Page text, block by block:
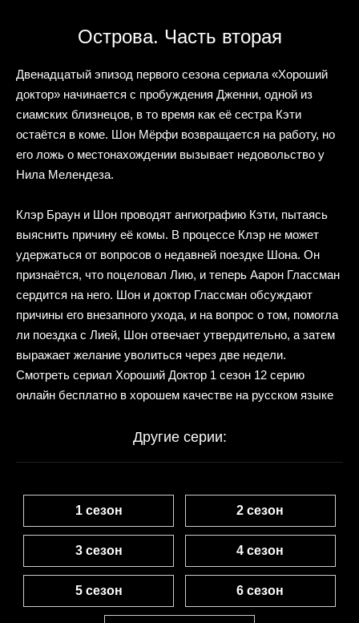
Острова. Часть вторая
Двенадцатый эпизод первого сезона сериала «Хороший
доктор» начинается с пробуждения Дженни, одной из
сиамских близнецов, в то время как её сестра Кэти
остаётся в коме. Шон Мёрфи возвращается на работу, но
его ложь о местонахождении вызывает недовольство у
Нила Мелендеза.
Клэр Браун и Шон проводят ангиографию Кэти, пытаясь
выяснить причину её комы. В процессе Клэр не может
удержаться от вопросов о недавней поездке Шона. Он
признаётся, что поцеловал Лию, и теперь Аарон Глассман
сердится на него. Шон и доктор Глассман обсуждают
причины его внезапного ухода, и на вопрос о том, помогла
ли поездка с Лией, Шон отвечает утвердительно, а затем
выражает желание уволиться через две недели.
Смотреть сериал Хороший Доктор 1 сезон 12 серию
онлайн бесплатно в хорошем качестве на русском языке
Другие серии:
1 сезон 2 сезон
3 сезон 4 сезон
5 сезон 6 сезон